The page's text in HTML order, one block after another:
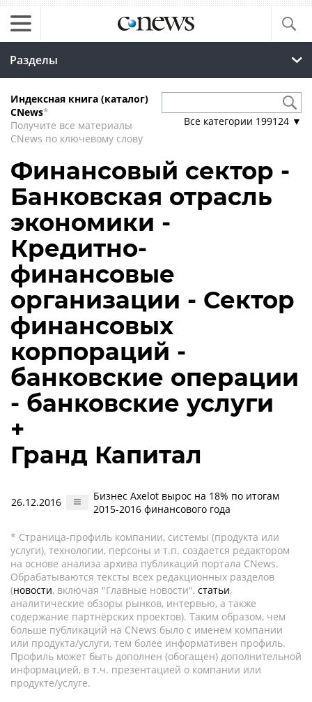
Разделы
Индексная книга (каталог)
CNews*
Получите все материалы
CNews по ключевому слову
Все категории 199124 ▼
Финансовый сектор -
Банковская отрасль
экономики -
Кредитно-
финансовые
организации - Сектор
финансовых
корпораций -
банковские операции
- банковские услуги
+
Гранд Капитал
26.12.2016
Бизнес Axelot вырос на 18% по итогам
2015-2016 финансового года
* Страница-профиль компании, системы (продукта или
услуги), технологии, персоны и т.п. создается редактором
на основе анализа архива публикаций портала CNews.
Обрабатываются тексты всех редакционных разделов
(новости, включая "Главные новости", статьи,
аналитические обзоры рынков, интервью, а также
содержание партнёрских проектов). Таким образом, чем
больше публикаций на CNews было с именем компании
или продукта/услуги, тем более информативен профиль.
Профиль может быть дополнен (обогащен) дополнительной
информацией, в т.ч. презентацией о компании или
продукте/услуге.